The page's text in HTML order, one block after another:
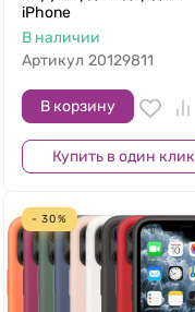
iPhone
В наличии
Артикул 20129811
В корзину
Купить в один клик
- 30%